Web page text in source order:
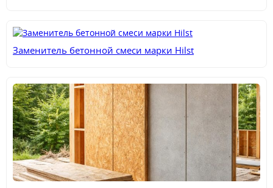
Заменитель бетонной смеси марки Hilst